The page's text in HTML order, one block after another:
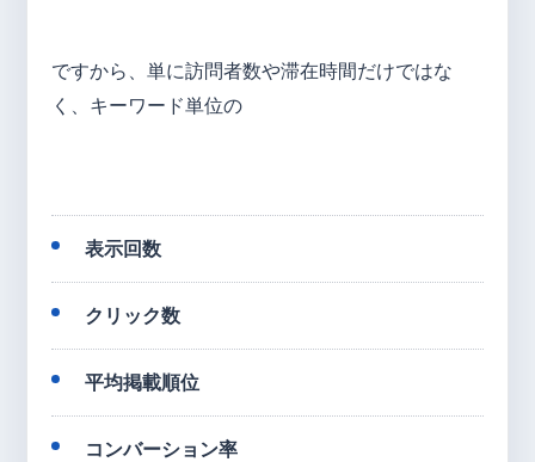
ですから、単に訪問者数や滞在時間だけではな
く、キーワード単位の
表示回数
クリック数
平均掲載順位
コンバーション率